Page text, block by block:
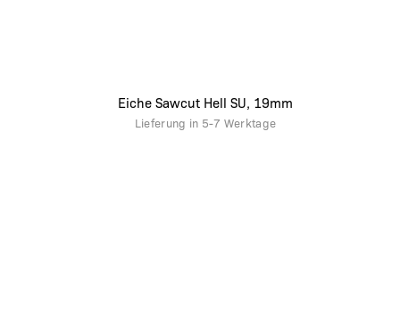
Eiche Sawcut Hell SU, 19mm
Lieferung in 5-7 Werktage